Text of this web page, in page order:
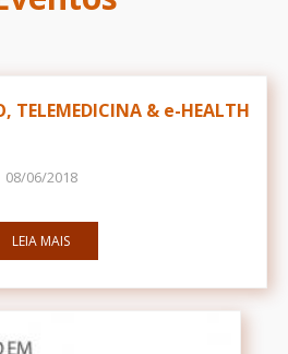
TELEMEDICINA & e-HEALTH
08/06/2018
LEIA MAIS